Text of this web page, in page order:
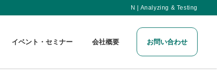
N | Analyzing & Testing
イベント・セミナー 会社概要 お問い合わせ